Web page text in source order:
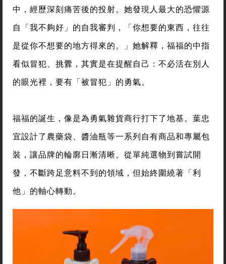
中，經歷深刻痛苦後的投射。她發現人最大的恐懼源
自「我不夠好」的自我審判，「你想要的東西，往往
是從你不想要的地方得來的。」她解釋，福福的中指
看似冒犯、挑釁，其實是在提醒自己：不必活在別人
的眼光裡，要有「被冒犯」的勇氣。
福福的誕生，像是為勇氣雜貨商行打下了地基。葉忠
宜設計了農藥袋、醬油瓶等一系列自有商品和專屬包
裝，讓品牌的輪廓日漸清晰。從單純選物到嘗試開
發，不斷跨足意料不到的領域，但始終圍繞著「利
他」的軸心轉動。